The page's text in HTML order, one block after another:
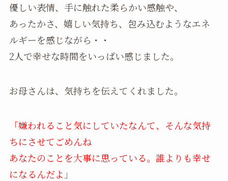
優しい表情、手に触れた柔らかい感触や、
あったかさ、嬉しい気持ち、包み込むようなエネ
ルギーを感じながら・・
2人で幸せな時間をいっぱい感じました。
お母さんは、気持ちを伝えてくれました。
「嫌われること気にしていたなんて、そんな気持
ちにさせてごめんね
あなたのことを大事に思っている。誰よりも幸せ
になるんだよ」